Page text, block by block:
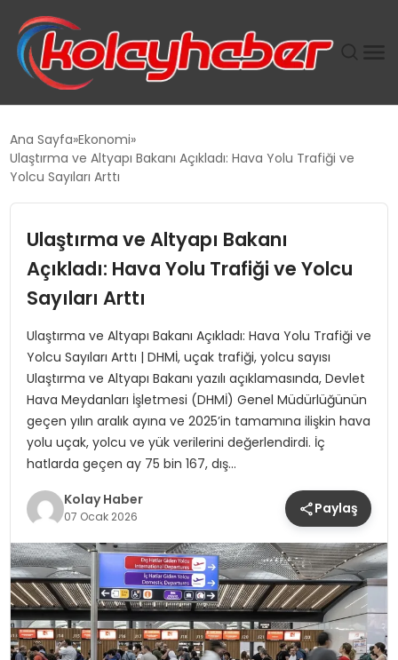
SUWEN’IN İSTIHDAM MODELI EKONOMIDE KADIN
TANYER YAPI ZEMIN MÜHENDISLIĞINDE HEDEF
BÜYÜTTÜ
TOROSLAR’DA PAZAR GERGİNLİĞİ!
Ana Sayfa Ekonomi
Ulaştırma ve Altyapı Bakanı Açıkladı: Hava Yolu Trafiği ve
Yolcu Sayıları Arttı
Ulaştırma ve Altyapı Bakanı
Açıkladı: Hava Yolu Trafiği ve Yolcu
Sayıları Arttı
Ulaştırma ve Altyapı Bakanı Açıkladı: Hava Yolu Trafiği ve
Yolcu Sayıları Arttı | DHMİ, uçak trafiği, yolcu sayısı
Ulaştırma ve Altyapı Bakanı yazılı açıklamasında, Devlet
Hava Meydanları İşletmesi (DHMİ) Genel Müdürlüğünün
geçen yılın aralık ayına ve 2025’in tamamına ilişkin hava
yolu uçak, yolcu ve yük verilerini değerlendirdi. İç
hatlarda geçen ay 75 bin 167, dış…
Kolay Haber
07 Ocak 2026 Paylaş